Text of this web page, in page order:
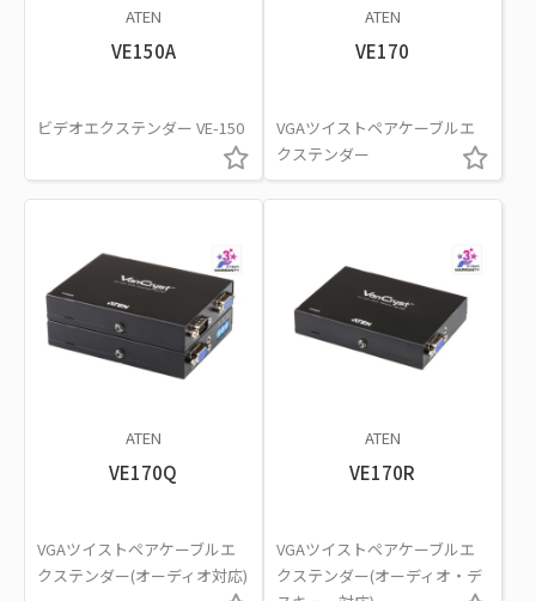
ATEN
VE150A
ビデオエクステンダー VE-150
ATEN
VE170
VGAツイストペアケーブルエ
クステンダー
ATEN
VE170Q
VGAツイストペアケーブルエ
クステンダー(オーディオ対応)
ATEN
VE170R
VGAツイストペアケーブルエ
クステンダー(オーディオ・デ